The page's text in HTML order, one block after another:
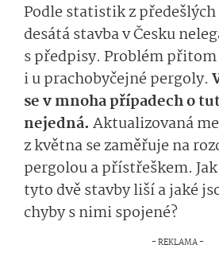
Podle statistik z
desátá stavba v Česku
s předpisy. Problém
i u prachobyčejné pergoly.
se v mnoha případech o
nejedná. Aktualizovaná
z května se zaměřuje na
pergolou a přístřeškem.
tyto dvě stavby liší a jaké
chyby s nimi spojené?